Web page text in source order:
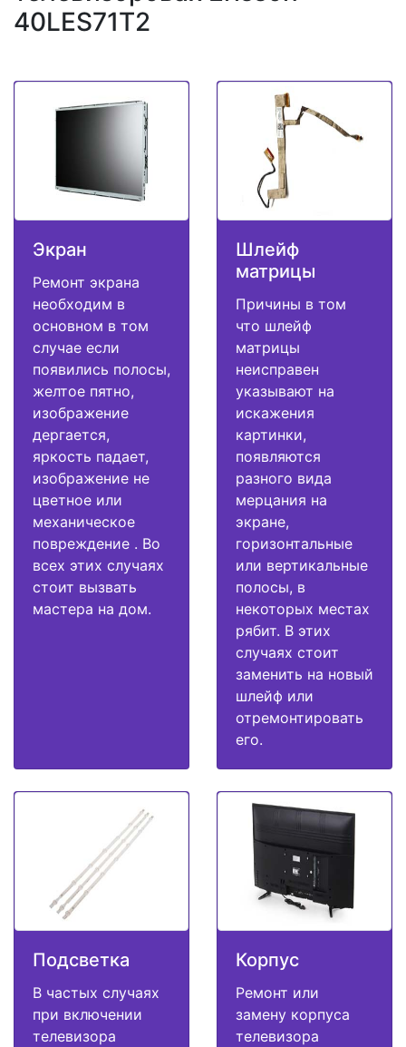
40LES71T2
Экран
Ремонт экрана
необходим в
основном в том
случае если
появились полосы,
желтое пятно,
изображение
дергается,
яркость падает,
изображение не
цветное или
механическое
повреждение . Во
всех этих случаях
стоит вызвать
мастера на дом.
Шлейф
матрицы
Причины в том
что шлейф
матрицы
неисправен
указывают на
искажения
картинки,
появляются
разного вида
мерцания на
экране,
горизонтальные
или вертикальные
полосы, в
некоторых местах
рябит. В этих
случаях стоит
заменить на новый
шлейф или
отремонтировать
его.
Подсветка
В частых случаях
при включении
телевизора
Корпус
Ремонт или
замену корпуса
телевизора